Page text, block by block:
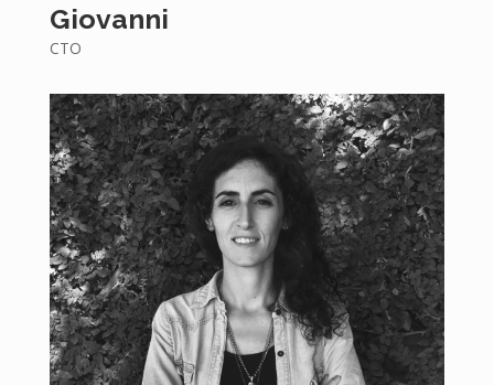
Giovanni
CTO